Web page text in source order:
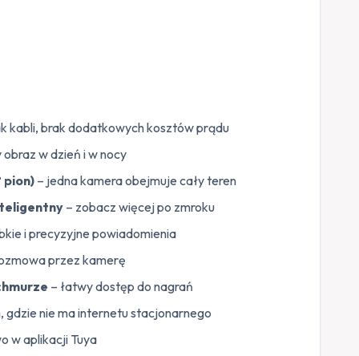
kabli, brak dodatkowych kosztów prądu
obraz w dzień i w nocy
pion) – jedna kamera obejmuje cały teren
– zobacz więcej po zmroku
i precyzyjne powiadomienia
przez kamerę
– łatwy dostęp do nagrań
gdzie nie ma internetu stacjonarnego
w aplikacji Tuya